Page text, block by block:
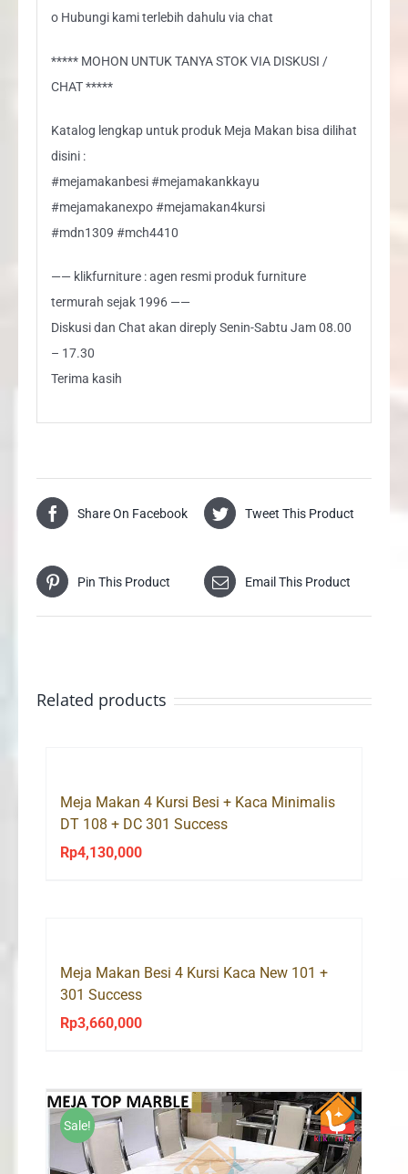
o Hubungi kami terlebih dahulu via chat
***** MOHON UNTUK TANYA STOK VIA DISKUSI /
CHAT *****
Katalog lengkap untuk produk Meja Makan bisa dilihat
disini :
#mejamakanbesi #mejamakankkayu
#mejamakanexpo #mejamakan4kursi
#mdn1309 #mch4410
—— klikfurniture : agen resmi produk furniture
termurah sejak 1996 ——
Diskusi dan Chat akan direply Senin-Sabtu Jam 08.00
– 17.30
Terima kasih
Share On Facebook Tweet This Product
Pin This Product Email This Product
Related products
Meja Makan 4 Kursi Besi + Kaca Minimalis
DT 108 + DC 301 Success
Rp4,130,000
Meja Makan Besi 4 Kursi Kaca New 101 +
301 Success
Rp3,660,000
Sale!